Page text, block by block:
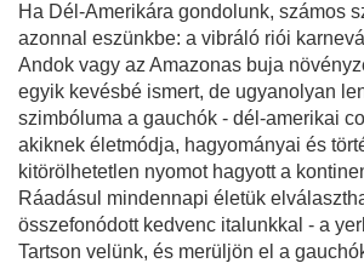
Ha Dél-Amerikára gondolunk, számos
azonnal eszünkbe: a vibráló riói
Andok vagy az Amazonas buja
egyik kevésbé ismert, de ugyanolyan
szimbóluma a gauchók - dél-amerikai
akiknek életmódja, hagyományai és
kitörölhetetlen nyomot hagyott a
Ráadásul mindennapi életük
összefonódott kedvenc italunkkal - a
Tartson velünk, és merüljön el a